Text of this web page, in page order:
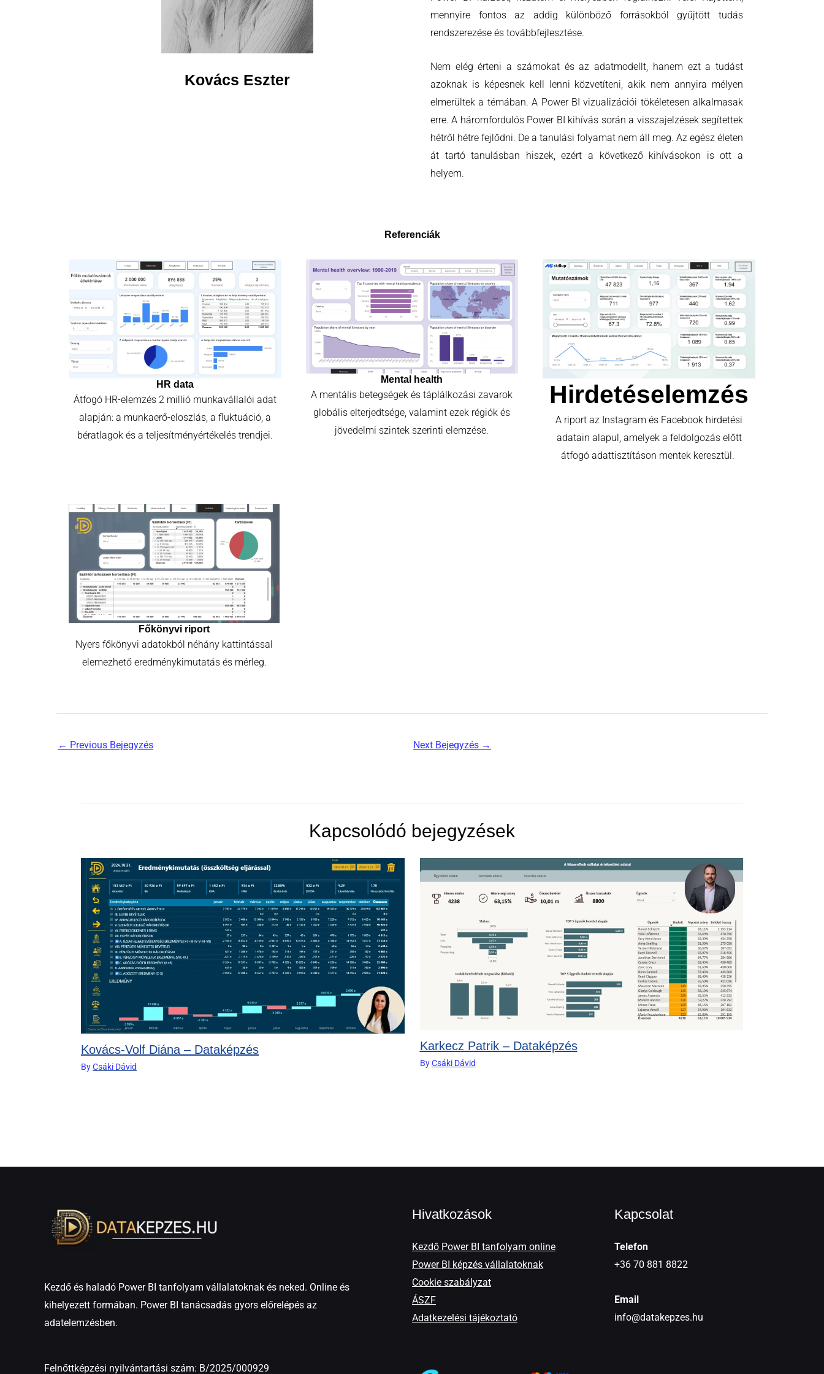
Kovács Eszter
mennyire fontos az addig különböző forrásokból gyűjtött tudás
rendszerezése és továbbfejlesztése.
Nem elég érteni a számokat és az adatmodellt, hanem ezt a tudást
azoknak is képesnek kell lenni közvetíteni, akik nem annyira mélyen
elmerültek a témában. A Power BI vizualizációi tökéletesen alkalmasak
erre. A háromfordulós Power BI kihívás során a visszajelzések segítettek
hétről hétre fejlődni. De a tanulási folyamat nem áll meg. Az egész életen
át tartó tanulásban hiszek, ezért a következő kihívásokon is ott a
helyem.
Referenciák
HR data
Átfogó HR-elemzés 2 millió munkavállalói adat
alapján: a munkaerő-eloszlás, a fluktuáció, a
bératlagok és a teljesítményértékelés trendjei.
Mental health
A mentális betegségek és táplálkozási zavarok
globális elterjedtsége, valamint ezek régiók és
jövedelmi szintek szerinti elemzése.
Hirdetéselemzés
A riport az Instagram és Facebook hirdetési
adatain alapul, amelyek a feldolgozás előtt
átfogó adattisztításon mentek keresztül.
Főkönyvi riport
Nyers főkönyvi adatokból néhány kattintással
elemezhető eredménykimutatás és mérleg.
← Previous Bejegyzés Next Bejegyzés →
Kapcsolódó bejegyzések
Kovács-Volf Diána – Dataképzés
ByCsáki Dávid
Karkecz Patrik – Dataképzés
ByCsáki Dávid
Kezdő és haladó Power BI tanfolyam vállalatoknak és neked. Online és
kihelyezett formában. Power BI tanácsadás gyors előrelépés az
adatelemzésben.
Felnőttképzési nyilvántartási szám: B/2025/000929
Hivatkozások
Kezdő Power BI tanfolyam online
Power BI képzés vállalatoknak
Cookie szabályzat
ÁSZF
Adatkezelési tájékoztató
Kapcsolat
Telefon
+36 70 881 8822
Email
info@datakepzes.hu